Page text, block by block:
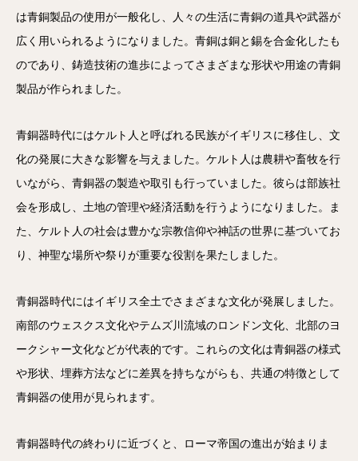
は青銅製品の使用が一般化し、人々の生活に青銅の道具や武器が
広く用いられるようになりました。青銅は銅と錫を合金化したも
のであり、鋳造技術の進歩によってさまざまな形状や用途の青銅
製品が作られました。
青銅器時代にはケルト人と呼ばれる民族がイギリスに移住し、文
化の発展に大きな影響を与えました。ケルト人は農耕や畜牧を行
いながら、青銅器の製造や取引も行っていました。彼らは部族社
会を形成し、土地の管理や経済活動を行うようになりました。ま
た、ケルト人の社会は豊かな宗教信仰や神話の世界に基づいてお
り、神聖な場所や祭りが重要な役割を果たしました。
青銅器時代にはイギリス全土でさまざまな文化が発展しました。
南部のウェスクス文化やテムズ川流域のロンドン文化、北部のヨ
ークシャー文化などが代表的です。これらの文化は青銅器の様式
や形状、埋葬方法などに差異を持ちながらも、共通の特徴として
青銅器の使用が見られます。
青銅器時代の終わりに近づくと、ローマ帝国の進出が始まりま